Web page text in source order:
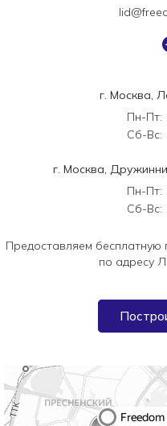
г. Москва,
Пн-Пт:
Сб-Вс:
г. Москва,
Пн-Пт:
Сб-Вс:
Предоставляем бесплатную
по адресу